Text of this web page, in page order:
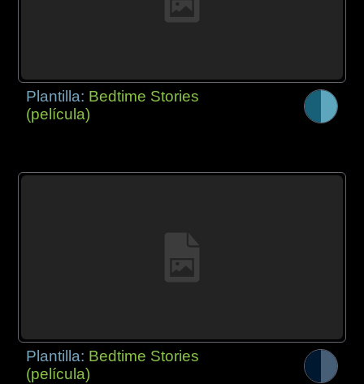
Plantilla: Bedtime Stories
(película)
Plantilla: Bedtime Stories
(película)